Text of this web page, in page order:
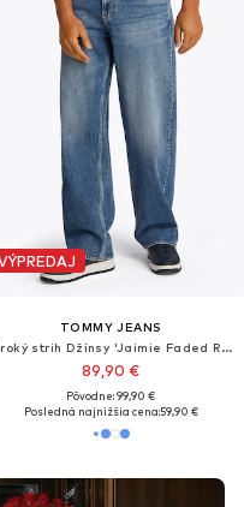
TOMMY JEANS
Široký strih Džínsy 'Jaimie Faded Relaxed Straight Leg'
89,90 €
Pôvodne: 99,90 €
Posledná najnižšia cena:59,90 €